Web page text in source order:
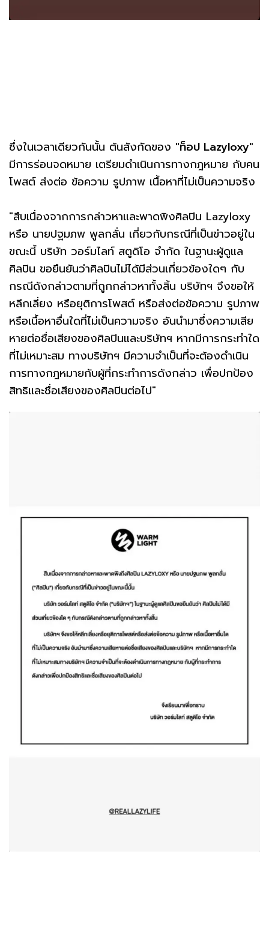
ซึ่งในเวลาเดียวกันนั้น ต้นสังกัดของ "ท็อป Lazyloxy"
มีการร่อนจดหมาย เตรียมดำเนินการทางกฎหมาย กับคน
โพสต์ ส่งต่อ ข้อความ รูปภาพ เนื้อหาที่ไม่เป็นความจริง
"สืบเนื่องจากการกล่าวหาและพาดพิงศิลปิน Lazyloxy
หรือ นายปฐมภพ พูลกลั่น เกี่ยวกับกรณีที่เป็นข่าวอยู่ใน
ขณะนี้ บริษัท วอร์มไลท์ สตูดิโอ จำกัด ในฐานะผู้ดูแล
ศิลปิน ขอยืนยันว่าศิลปินไม่ได้มีส่วนเกี่ยวข้องใดๆ กับ
กรณีดังกล่าวตามที่ถูกกล่าวหาทั้งสิ้น บริษัทฯ จึงขอให้
หลีกเลี่ยง หรือยุติการโพสต์ หรือส่งต่อข้อความ รูปภาพ
หรือเนื้อหาอื่นใดที่ไม่เป็นความจริง อันนำมาซึ่งความเสีย
หายต่อชื่อเสียงของศิลปินและบริษัทฯ หากมีการกระทำใด
ที่ไม่เหมาะสม ทางบริษัทฯ มีความจำเป็นที่จะต้องดำเนิน
การทางกฎหมายกับผู้ที่กระทำการดังกล่าว เพื่อปกป้อง
สิทธิและชื่อเสียงของศิลปินต่อไป"